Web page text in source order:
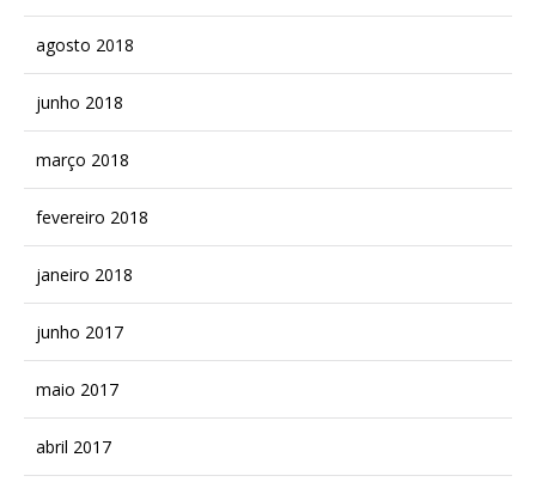
agosto 2018
junho 2018
março 2018
fevereiro 2018
janeiro 2018
junho 2017
maio 2017
abril 2017